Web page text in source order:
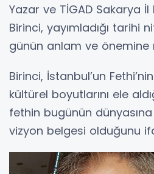
Yazar ve TİGAD Sakarya
Birinci, yayımladığı tarihi
günün anlam ve önemine
Birinci, İstanbul’un
kültürel boyutlarını ele
fethin bugünün
vizyon belgesi olduğunu